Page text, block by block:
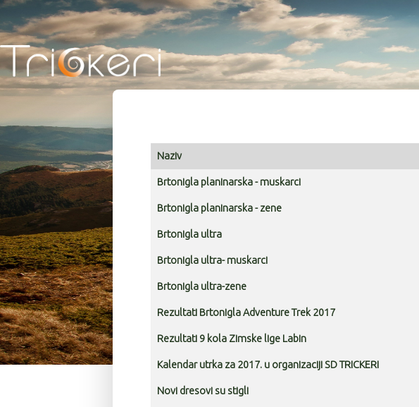
Articles
Naziv
Brtonigla planinarska - muskarci
Brtonigla planinarska - zene
Brtonigla ultra
Brtonigla ultra- muskarci
Brtonigla ultra-zene
Rezultati Brtonigla Adventure Trek 2017
Rezultati 9 kola Zimske lige Labin
Kalendar utrka za 2017. u organizaciji SD TRICKERI
Novi dresovi su stigli